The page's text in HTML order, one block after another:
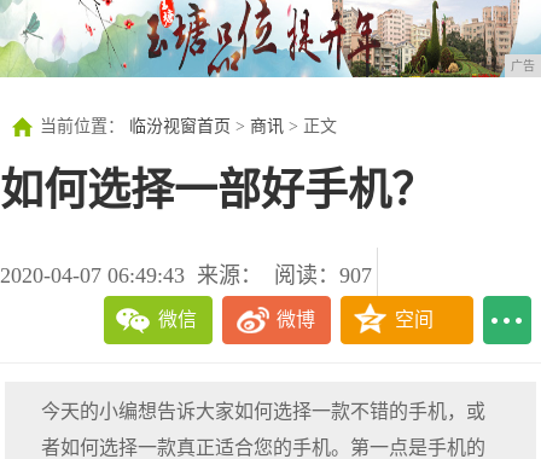
广告
当前位置： 临汾视窗首页 > 商讯 > 正文
如何选择一部好手机？
2020-04-07 06:49:43 来源： 阅读：907
微信 微博 空间
今天的小编想告诉大家如何选择一款不错的手机，或
者如何选择一款真正适合您的手机。第一点是手机的